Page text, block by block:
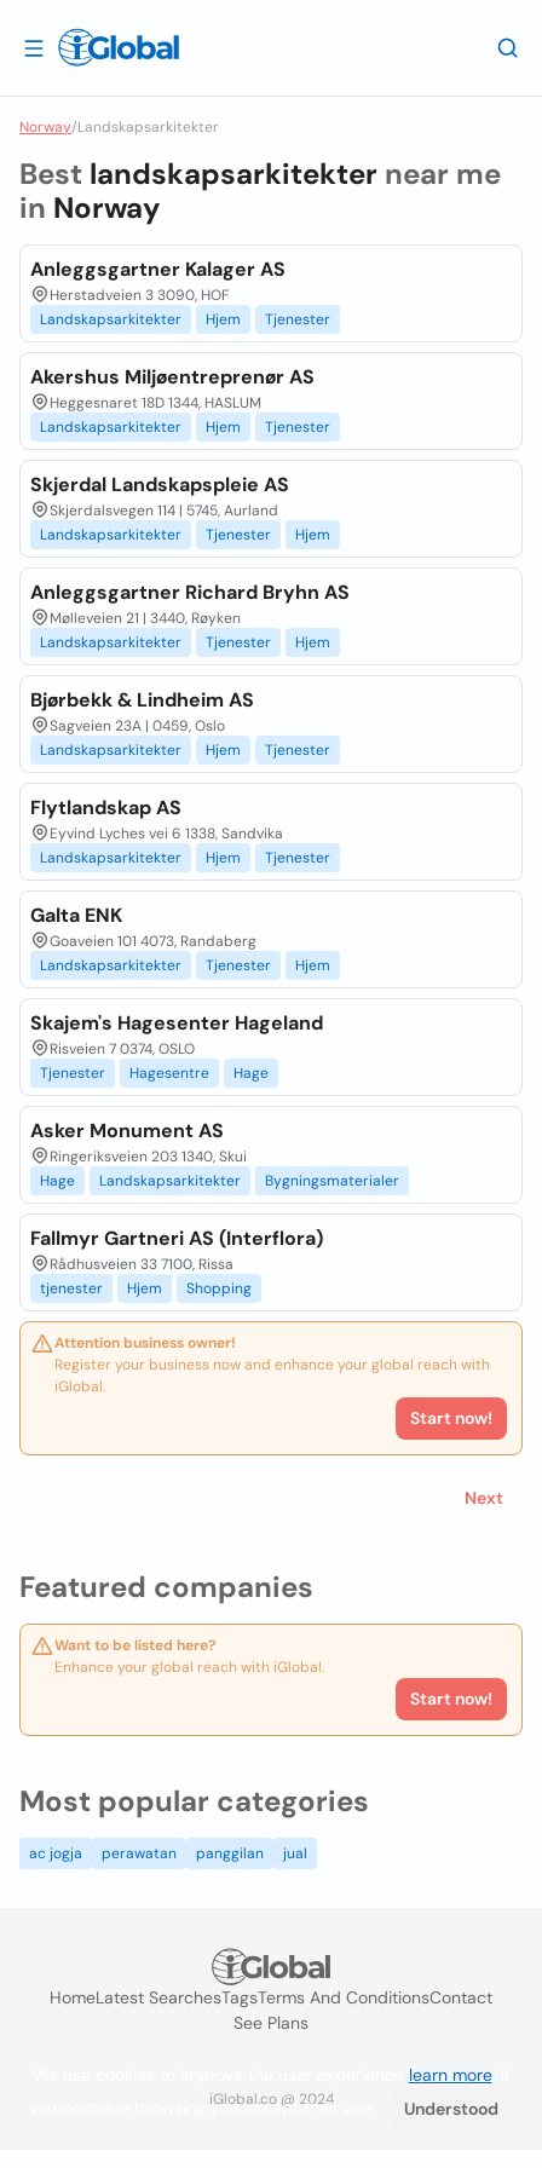
Norway/Landskapsarkitekter
Featured companies
Want to be listed here?
Enhance your global reach with iGlobal.
Start now!
Best landskapsarkitekter near me
in Norway
Anleggsgartner Kalager AS
Herstadveien 3 3090, HOF
Landskapsarkitekter
Hjem Tjenester
Akershus Miljøentreprenør AS
Heggesnaret 18D 1344, HASLUM
Landskapsarkitekter
Hjem Tjenester
Skjerdal Landskapspleie AS
Skjerdalsvegen 114 | 5745, Aurland
Landskapsarkitekter
Tjenester Hjem
Anleggsgartner Richard Bryhn AS
Mølleveien 21 | 3440, Røyken
Landskapsarkitekter
Tjenester Hjem
Bjørbekk & Lindheim AS
Sagveien 23A | 0459, Oslo
Landskapsarkitekter
Hjem Tjenester
Flytlandskap AS
Eyvind Lyches vei 6 1338, Sandvika
Landskapsarkitekter
Hjem Tjenester
Galta ENK
Goaveien 101 4073, Randaberg
Landskapsarkitekter
Tjenester Hjem
Skajem's Hagesenter Hageland
Risveien 7 0374, OSLO
Tjenester
Hagesentre Hage
Asker Monument AS
Ringeriksveien 203 1340, Skui
Hage
Landskapsarkitekter Bygningsmaterialer
Fallmyr Gartneri AS (Interflora)
Rådhusveien 33 7100, Rissa
tjenester
Hjem Shopping
Attention business owner!
Register your business now and enhance your global reach with
iGlobal.
Start now!
Next
Most popular categories
ac jogja perawatan panggilan jual
HomeLatest SearchesTagsTerms And ConditionsContact
See Plans
iGlobal.co @ 2024
learn more. If
you continue browsing you accept their use.
Understood